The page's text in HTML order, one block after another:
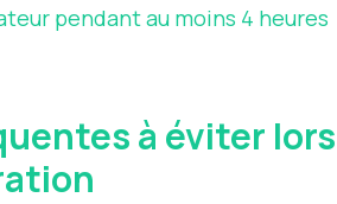
pendant au moins 4 heures
à éviter lors